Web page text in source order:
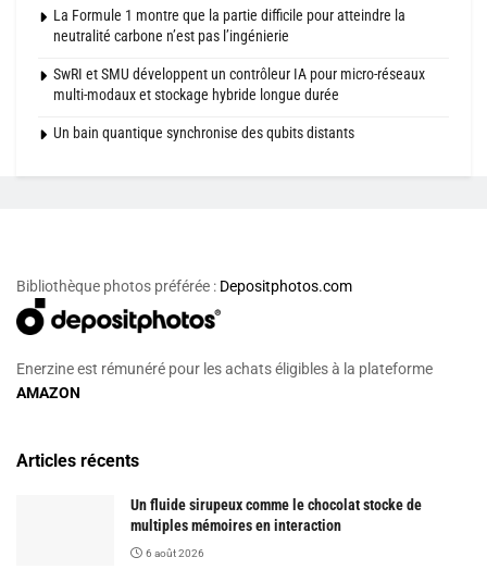
La Formule 1 montre que la partie difficile pour atteindre la
neutralité carbone n’est pas l’ingénierie
SwRI et SMU développent un contrôleur IA pour micro-réseaux
multi-modaux et stockage hybride longue durée
Un bain quantique synchronise des qubits distants
Bibliothèque photos préférée : Depositphotos.com
Enerzine est rémunéré pour les achats éligibles à la plateforme
AMAZON
Articles récents
Un fluide sirupeux comme le chocolat stocke de
multiples mémoires en interaction
6 août 2026